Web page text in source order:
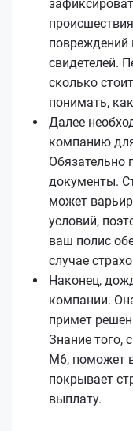
повреждений
свидетелей.
сколько
понимать,
Далее
компанию
Обязательно
документы.
может
условий,
ваш полис
случае
Наконец,
компании.
примет
Знание того,
M6, поможет
покрывает
выплату.